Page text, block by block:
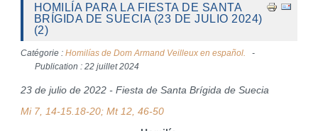
HOMILÍA PARA LA FIESTA DE SANTA
BRÍGIDA DE SUECIA (23 DE JULIO 2024)
(2)
Catégorie : Homilías de Dom Armand Veilleux en español.
Publication : 22 juillet 2024
23 de julio de 2022 - Fiesta de Santa Brígida de Suecia
Mi 7, 14-15.18-20; Mt 12, 46-50